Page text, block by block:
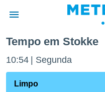
da
foi
Tempo em Stokke
10:54 Segunda
Limpo